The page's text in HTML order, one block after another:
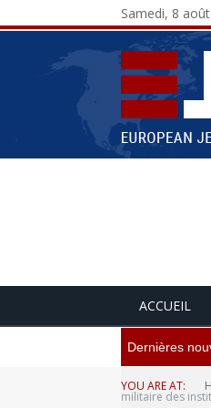
Samedi, 8
ACCUEIL
Dernières
YOU ARE AT:
militaire des